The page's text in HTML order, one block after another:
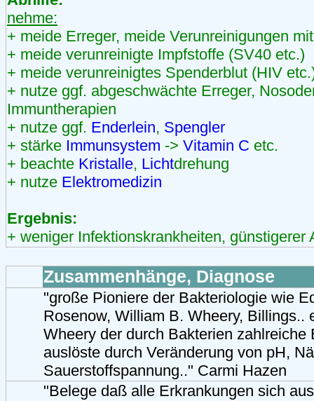
nehme:
+ meide Erreger, meide Verunreinigungen
+ meide verunreinigte Impfstoffe (SV40 etc.)
+ meide verunreinigtes Spenderblut (HIV
+ nutze ggf. abgeschwächte Erreger,
Immuntherapien
+ nutze ggf. Enderlein, Spengler
+ stärke Immunsystem -> Vitamin C etc.
+ beachte Kristalle, Lichtdrehung
+ nutze Elektromedizin
Ergebnis:
+ weniger Infektionskrankheiten, günstigerer
Zusammenhänge, Diagnose
"große Pioniere der Bakteriologie wie
Rosenow, William B. Wheery, Billings..
Wheery der durch Bakterien zahlreiche
auslöste durch Veränderung von pH,
Sauerstoffspannung.." Carmi Hazen
"Belege daß alle Erkrankungen sich